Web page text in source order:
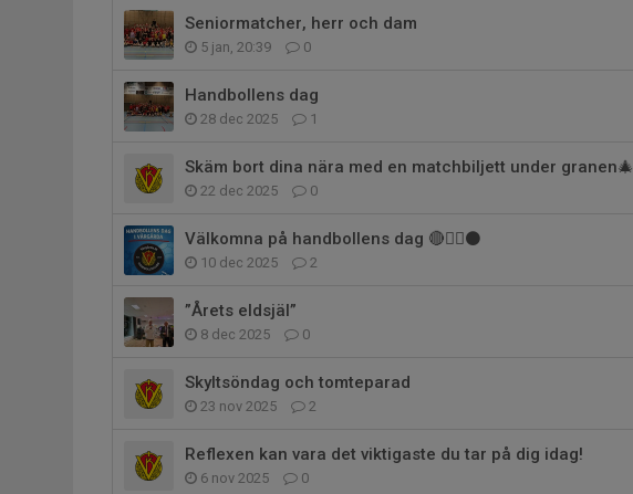
Seniormatcher, herr och dam
5 jan, 20:39 0
Handbollens dag
28 dec 2025 1
Skäm bort dina nära med en matchbiljett under granen🎄
22 dec 2025 0
Välkomna på handbollens dag 🔴🤾‍♂️⚫️
10 dec 2025 2
”Årets eldsjäl”
8 dec 2025 0
Skyltsöndag och tomteparad
23 nov 2025 2
Reflexen kan vara det viktigaste du tar på dig idag!
6 nov 2025 0